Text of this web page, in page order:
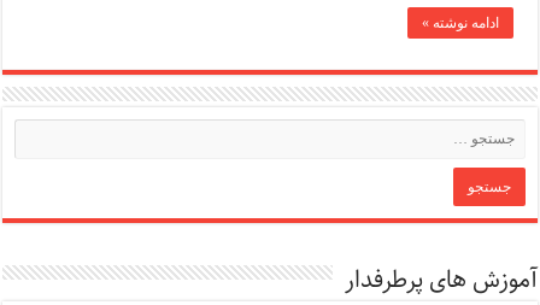
ادامه نوشته »
آموزش های پرطرفدار